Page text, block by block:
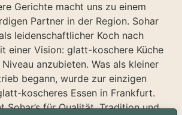
Gerichte macht uns zu einem
Partner in der Region. Sohar
leidenschaftlicher Koch nach
einer Vision: glatt-koschere Küche
anzubieten. Was als kleiner
begann, wurde zur einzigen
koscheres Essen in Frankfurt.
Sohar’s für Qualität, Tradition und